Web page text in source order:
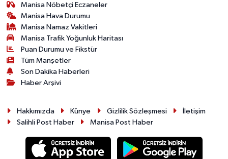
Manisa Nöbetçi Eczaneler
Manisa Hava Durumu
Manisa Namaz Vakitleri
Manisa Trafik Yoğunluk Haritası
Puan Durumu ve Fikstür
Tüm Manşetler
Son Dakika Haberleri
Haber Arşivi
Hakkımızda Künye Gizlilik Sözleşmesi
İletişim
Salihli Post Haber
Manisa Post Haber